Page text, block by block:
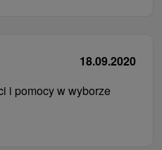
18.09.2020
i pomocy w wyborze